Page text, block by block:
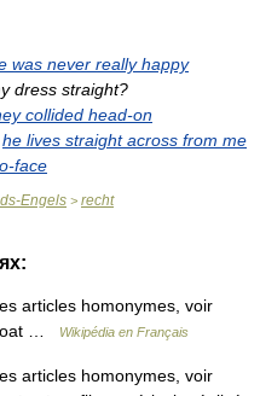
was never really happy
dress straight?
collided head-on
he lives straight across from me
face
Engels > recht
articles homonymes, voir
…
Wikipédia en Français
articles homonymes, voir